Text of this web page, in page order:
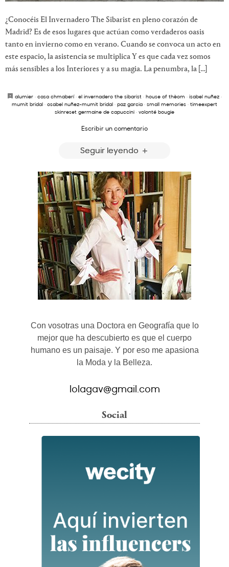
¿Conocéis El Invernadero The Sibarist en pleno corazón de
Madrid? Es de esos lugares que actúan como verdaderos oasis
tanto en invierno como en verano. Cuando se convoca un acto en
este espacio, la asistencia se multiplica Y es que cada vez somos
más sensibles a los Interiores y a su magia. La penumbra, la […]
alumier · casa chmaberí· el invernadero the sibarist · house of thèom · isabel nuñez ·
mumit bridal · osabel nuñez-mumit bridal · paz garcia · small memories · timeexpert
skinreset germaine de capuccini · volonté bougie
Escribir un comentario
Seguir leyendo
Con vosotras una Doctora en Geografía que lo
mejor que ha descubierto es que el cuerpo
humano es un paisaje. Y por eso me apasiona
la Moda y la Belleza.
lolagav@gmail.com
Social